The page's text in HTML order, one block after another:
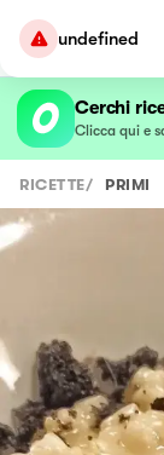
undefined
Cerchi
Clicca qui e
RICETTE/ PRIMI